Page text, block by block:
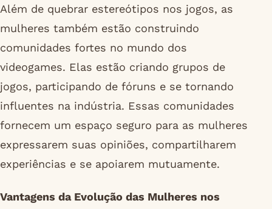
Além de quebrar estereótipos nos jogos, as
mulheres também estão construindo
comunidades fortes no mundo dos
videogames. Elas estão criando grupos de
jogos, participando de fóruns e se tornando
influentes na indústria. Essas comunidades
fornecem um espaço seguro para as mulheres
expressarem suas opiniões, compartilharem
experiências e se apoiarem mutuamente.
Vantagens da Evolução das Mulheres nos